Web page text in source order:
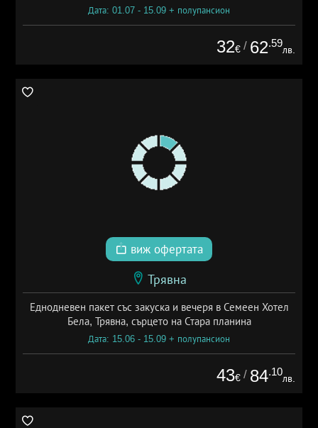
Дата: 01.07 - 15.09 + полупансион
32€ / 62.59
лв.
виж офертата
Трявна
Еднодневен пакет със закуска и вечеря в Семеен Хотел
Бела, Трявна, сърцето на Стара планина
Дата: 15.06 - 15.09 + полупансион
43€ / 84.10
лв.